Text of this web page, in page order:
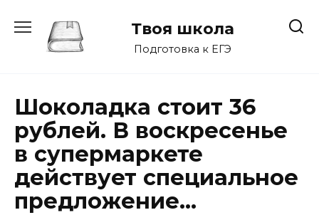
содержанию
Твоя школа
Подготовка к ЕГЭ
Шоколадка стоит 36
рублей. В воскресенье
в супермаркете
действует специальное
предложение…